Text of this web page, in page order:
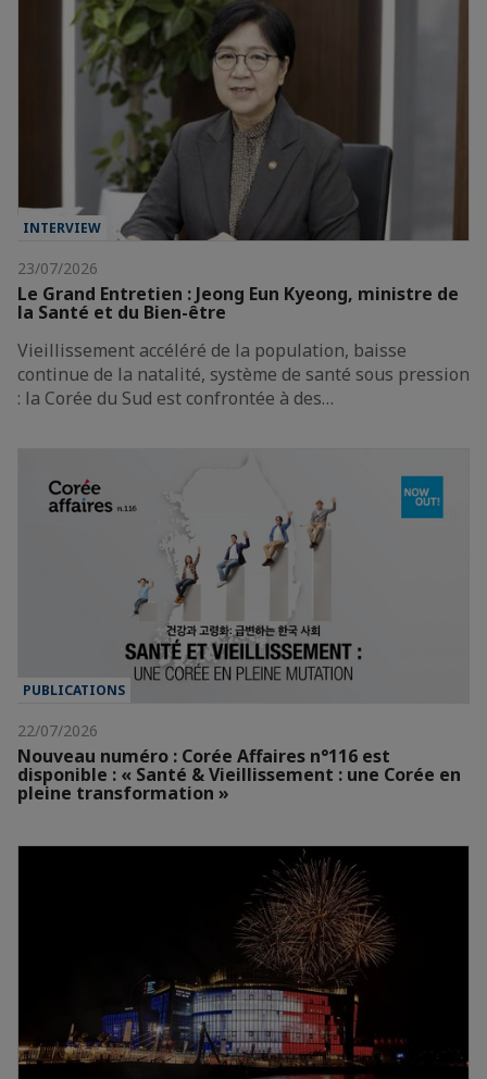
INTERVIEW
23/07/2026
Le Grand Entretien : Jeong Eun Kyeong, ministre de
la Santé et du Bien-être
Vieillissement accéléré de la population, baisse
continue de la natalité, système de santé sous pression
: la Corée du Sud est confrontée à des…
PUBLICATIONS
22/07/2026
Nouveau numéro : Corée Affaires n°116 est
disponible : « Santé & Vieillissement : une Corée en
pleine transformation »